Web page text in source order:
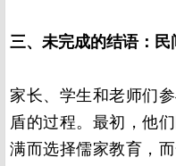
三、未完成的结语：
家长、学生和老师们
盾的过程。最初，他
满而选择儒家教育，